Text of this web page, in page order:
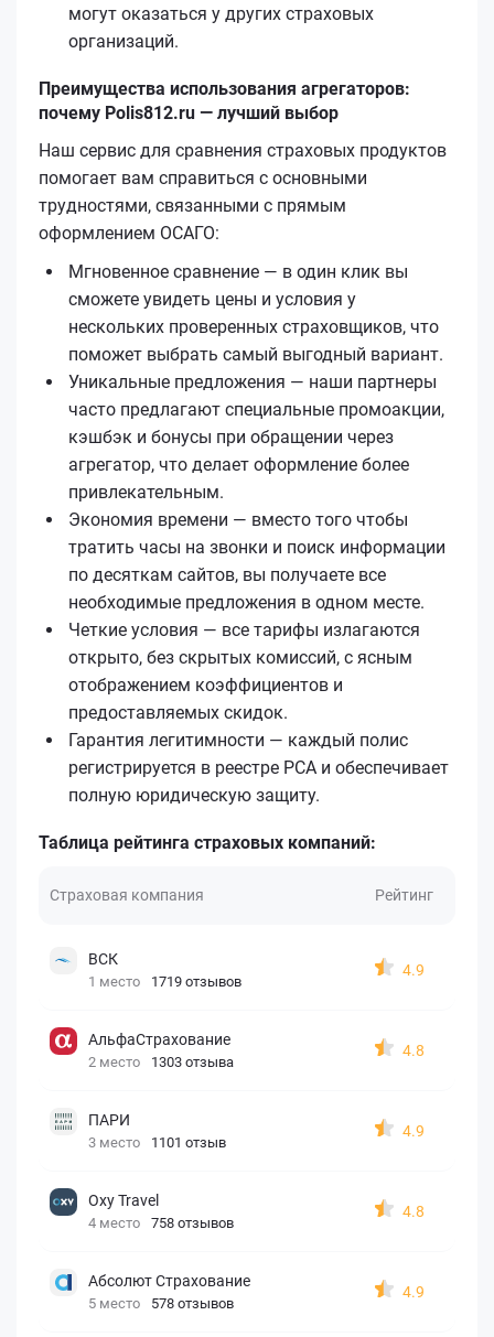
могут оказаться у других страховых
организаций.
Преимущества использования агрегаторов:
почему Polis812.ru — лучший выбор
Наш сервис для сравнения страховых продуктов
помогает вам справиться с основными
трудностями, связанными с прямым
оформлением ОСАГО:
Мгновенное сравнение — в один клик вы
сможете увидеть цены и условия у
нескольких проверенных страховщиков, что
поможет выбрать самый выгодный вариант.
Уникальные предложения — наши партнеры
часто предлагают специальные промоакции,
кэшбэк и бонусы при обращении через
агрегатор, что делает оформление более
привлекательным.
Экономия времени — вместо того чтобы
тратить часы на звонки и поиск информации
по десяткам сайтов, вы получаете все
необходимые предложения в одном месте.
Четкие условия — все тарифы излагаются
открыто, без скрытых комиссий, с ясным
отображением коэффициентов и
предоставляемых скидок.
Гарантия легитимности — каждый полис
регистрируется в реестре РСА и обеспечивает
полную юридическую защиту.
Таблица рейтинга страховых компаний:
Страховая компания Рейтинг
ВСК
1 место 1719 отзывов
4.9
АльфаСтрахование
2 место 1303 отзыва
4.8
ПАРИ
3 место 1101 отзыв
4.9
Oxy Travel
4 место 758 отзывов
4.8
Абсолют Страхование
5 место 578 отзывов
4.9